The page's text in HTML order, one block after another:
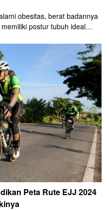
obesitas, berat badannya
postur tubuh ideal
Peta Rute EJJ 2024